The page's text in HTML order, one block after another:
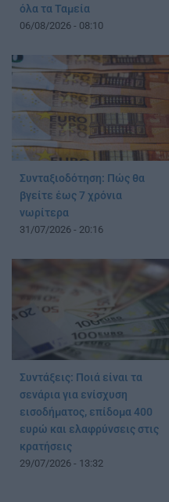
όλα τα Ταμεία
06/08/2026 - 08:10
Συνταξιοδότηση: Πώς θα
βγείτε έως 7 χρόνια
νωρίτερα
31/07/2026 - 20:16
Συντάξεις: Ποιά είναι τα
σενάρια για ενίσχυση
εισοδήματος, επίδομα 400
ευρώ και ελαφρύνσεις στις
κρατήσεις
29/07/2026 - 13:32